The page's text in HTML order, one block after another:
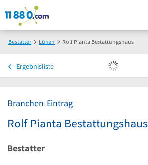
Bestatter Lünen Rolf Pianta Bestattungshaus
Ergebnisliste
Branchen-Eintrag
Rolf Pianta Bestattungshaus
Bestatter